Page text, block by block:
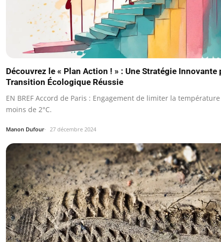
Découvrez le « Plan Action ! » : Une Stratégie Innovante
Transition Écologique Réussie
EN BREF Accord de Paris : Engagement de limiter la
moins de 2°C.
Manon Dufour 27 décembre 2024